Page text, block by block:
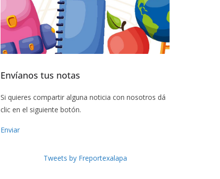
Envíanos tus notas
Si quieres compartir alguna noticia con nosotros dá
clic en el siguiente botón.
Enviar
Tweets by Freportexalapa